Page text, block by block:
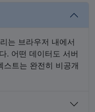
는 브라우저 내에서
. 어떤 데이터도 서버
스트는 완전히 비공개